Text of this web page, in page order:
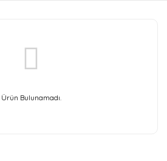
Ürün Bulunamadı.